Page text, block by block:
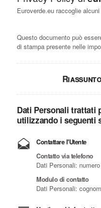
Euroverde.eu raccoglie
Questo documento può
di stampa presente nelle
Dati Personali trattati
utilizzando i seguenti
Contattare l'Utente
Contatto via telefono
Dati Personali:
Modulo di contatto
Dati Personali: